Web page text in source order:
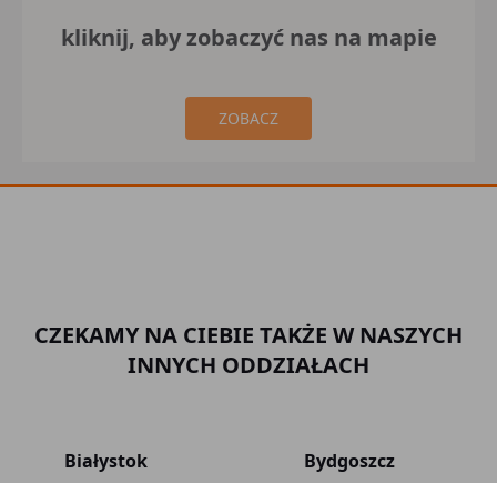
kliknij, aby zobaczyć nas na mapie
ZOBACZ
CZEKAMY NA CIEBIE TAKŻE W NASZYCH
INNYCH ODDZIAŁACH
Białystok Bydgoszcz